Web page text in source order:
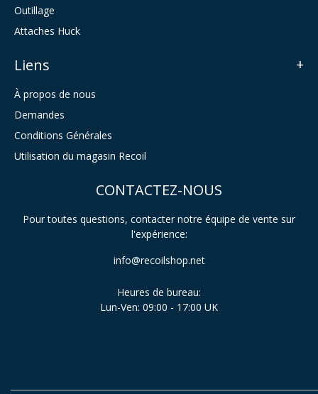
Outillage
Attaches Huck
Liens
À propos de nous
Demandes
Conditions Générales
Utilisation du magasin Recoil
CONTACTEZ-NOUS
Pour toutes questions, contacter notre équipe de vente sur
l'expérience:
info@recoilshop.net
Heures de bureau:
Lun-Ven: 09:00 - 17:00 UK